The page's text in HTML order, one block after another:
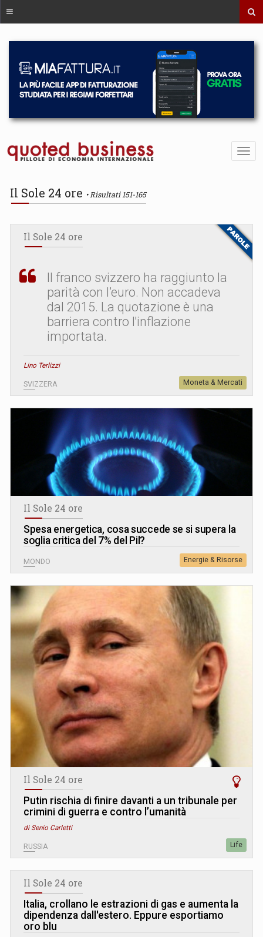
Il Sole 24 ore Risultati 151-165
Il Sole 24 ore
Il franco svizzero ha raggiunto la
parità con l’euro. Non accadeva
dal 2015. La quotazione è una
barriera contro l'inflazione
importata.
Lino Terlizzi
SVIZZERA Moneta & Mercati
Il Sole 24 ore
Spesa energetica, cosa succede se si supera la
soglia critica del 7% del Pil?
MONDO Energie & Risorse
Il Sole 24 ore
Putin rischia di finire davanti a un tribunale per
crimini di guerra e contro l’umanità
di Senio Carletti
RUSSIA Life
Il Sole 24 ore
Italia, crollano le estrazioni di gas e aumenta la
dipendenza dall'estero. Eppure esportiamo
oro blu